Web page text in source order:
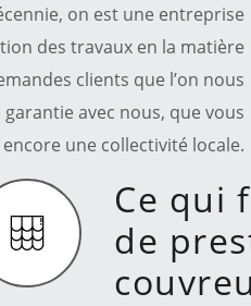
on est une entreprise
des travaux en la matière
clients que l’on nous
avec nous, que vous
une collectivité locale.
Ce qui
de